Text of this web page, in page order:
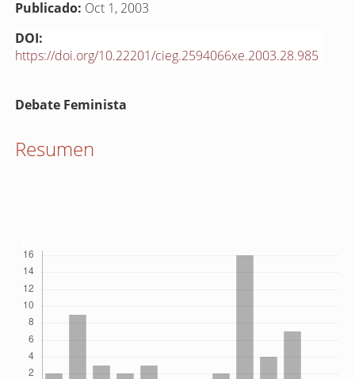
Publicado: Oct 1, 2003
DOI:
https://doi.org/10.22201/cieg.2594066xe.2003.28.985
Contenido
del
Debate Feminista
Resumen